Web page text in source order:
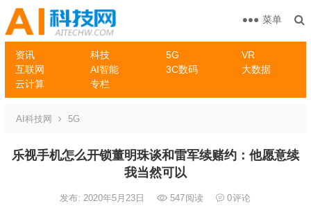
资讯 科技 5G
VR
互联网
AI智能 3C数码
大数据
云计算
专栏
菜单
AI科技网 5G
乐视手机怎么开锁董明珠谈和雷军续赌约：他愿意续
我当然可以
发布: 2020年5月23日 547阅读 0评论